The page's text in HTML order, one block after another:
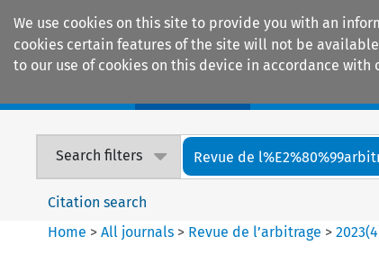
We use cookies on this site to provide you with an
cookies certain features of the site will not be
to our use of cookies on this device in accordance with
Search filters Revue de
Citation search
Home >All journals > Revue de l’arbitrage >2023(4